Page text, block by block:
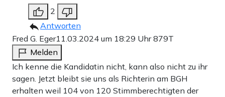
2
Antworten
Fred G. Eger11.03.2024 um 18:29 Uhr879T
Melden
Ich kenne die Kandidatin nicht, kann also nicht zu ihr
sagen. Jetzt bleibt sie uns als Richterin am BGH
erhalten weil 104 von 120 Stimmberechtigten der